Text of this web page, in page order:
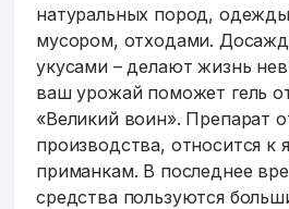
натуральных пород,
мусором, отходами.
укусами – делают жизнь
ваш урожай поможет гель
«Великий воин». Препарат
производства, относится к
приманкам. В последнее
средства пользуются